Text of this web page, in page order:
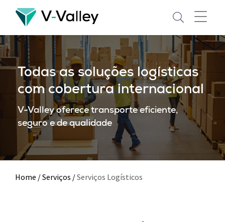
Skip
main
content
Todas as soluções logísticas
com cobertura internacional
V-Valley oferece transporte eficiente,
seguro e de qualidade
Home /Serviços /Serviços Logísticos